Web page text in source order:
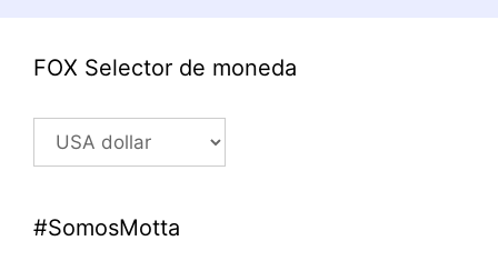
FOX Selector de moneda
#SomosMotta